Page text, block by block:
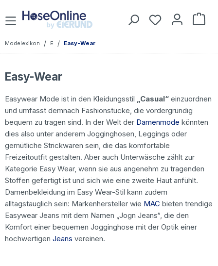
Zum Hauptinhalt springen Du hast 0
Modelexikon / E / Easy-Wear
Easy-Wear
Easywear Mode ist in den Kleidungsstil „Casual“ einzuordnen
und umfasst demnach Fashionstücke, die vordergründig
bequem zu tragen sind. In der Welt der Damenmode könnten
dies also unter anderem Jogginghosen, Leggings oder
gemütliche Strickwaren sein, die das komfortable
Freizeitoutfit gestalten. Aber auch Unterwäsche zählt zur
Kategorie Easy Wear, wenn sie aus angenehm zu tragenden
Stoffen gefertigt ist und sich wie eine zweite Haut anfühlt.
Damenbekleidung im Easy Wear-Stil kann zudem
alltagstauglich sein: Markenhersteller wie MAC bieten trendige
Easywear Jeans mit dem Namen „Jogn Jeans“, die den
Komfort einer bequemen Jogginghose mit der Optik einer
hochwertigen Jeans vereinen.